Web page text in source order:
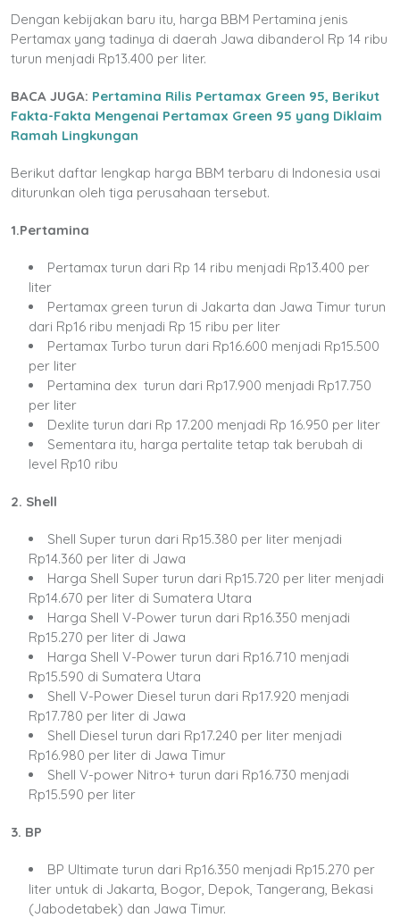
Dengan kebijakan baru itu, harga BBM Pertamina jenis
Pertamax yang tadinya di daerah Jawa dibanderol Rp 14 ribu
turun menjadi Rp13.400 per liter.
BACA JUGA: Pertamina Rilis Pertamax Green 95, Berikut
Fakta-Fakta Mengenai Pertamax Green 95 yang Diklaim
Ramah Lingkungan
Berikut daftar lengkap harga BBM terbaru di Indonesia usai
diturunkan oleh tiga perusahaan tersebut.
1.Pertamina
Pertamax turun dari Rp 14 ribu menjadi Rp13.400 per
liter
Pertamax green turun di Jakarta dan Jawa Timur turun
dari Rp16 ribu menjadi Rp 15 ribu per liter
Pertamax Turbo turun dari Rp16.600 menjadi Rp15.500
per liter
Pertamina dex turun dari Rp17.900 menjadi Rp17.750
per liter
Dexlite turun dari Rp 17.200 menjadi Rp 16.950 per liter
Sementara itu, harga pertalite tetap tak berubah di
level Rp10 ribu
2. Shell
Shell Super turun dari Rp15.380 per liter menjadi
Rp14.360 per liter di Jawa
Harga Shell Super turun dari Rp15.720 per liter menjadi
Rp14.670 per liter di Sumatera Utara
Harga Shell V-Power turun dari Rp16.350 menjadi
Rp15.270 per liter di Jawa
Harga Shell V-Power turun dari Rp16.710 menjadi
Rp15.590 di Sumatera Utara
Shell V-Power Diesel turun dari Rp17.920 menjadi
Rp17.780 per liter di Jawa
Shell Diesel turun dari Rp17.240 per liter menjadi
Rp16.980 per liter di Jawa Timur
Shell V-power Nitro+ turun dari Rp16.730 menjadi
Rp15.590 per liter
3. BP
BP Ultimate turun dari Rp16.350 menjadi Rp15.270 per
liter untuk di Jakarta, Bogor, Depok, Tangerang, Bekasi
(Jabodetabek) dan Jawa Timur.